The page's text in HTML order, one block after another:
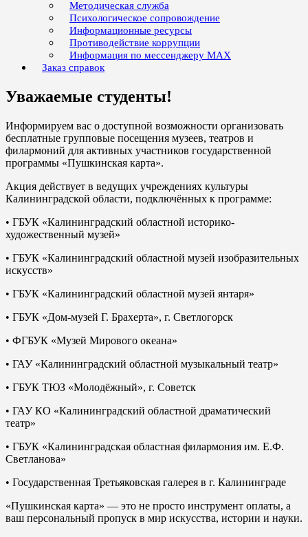
Методическая служба
Психологическое сопровождение
Информационные ресурсы
Противодействие коррупции
Информация по мессенджеру MAX
Заказ справок
Уважаемые студенты!
Информируем вас о доступной возможности организовать
бесплатные групповые посещения музеев, театров и
филармоний для активных участников государственной
программы «Пушкинская карта».
Акция действует в ведущих учреждениях культуры
Калининградской области, подключённых к программе:
• ГБУК «Калининградский областной историко-
художественный музей»
• ГБУК «Калининградский областной музей изобразительных
искусств»
• ГБУК «Калининградский областной музей янтаря»
• ГБУК «Дом-музей Г. Брахерта», г. Светлогорск
• ФГБУК «Музей Мирового океана»
• ГАУ «Калининградский областной музыкальный театр»
• ГБУК ТЮЗ «Молодёжный», г. Советск
• ГАУ КО «Калининградский областной драматический
театр»
• ГБУК «Калининградская областная филармония им. Е.Ф.
Светланова»
• Государственная Третьяковская галерея в г. Калининграде
«Пушкинская карта» — это не просто инструмент оплаты, а
ваш персональный пропуск в мир искусства, истории и науки.